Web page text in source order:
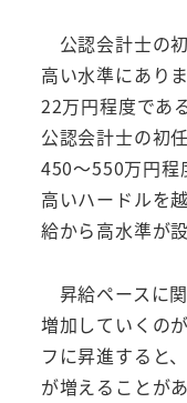
公認会計士の
高い水準にあり
22万円程度であ
公認会計士の初
450～550万円程
高いハードルを
給から高水準が
昇給ペースに
増加していくの
フに昇進すると
が増えることが